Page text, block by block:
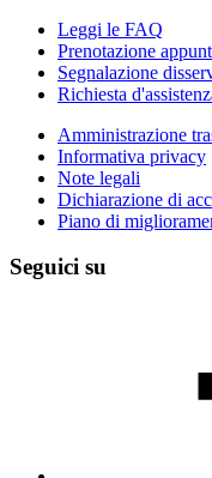
Leggi le FAQ
Prenotazione
Segnalazione
Richiesta
Amministrazione
Informativa privacy
Note legali
Dichiarazione di
Piano di
Seguici su